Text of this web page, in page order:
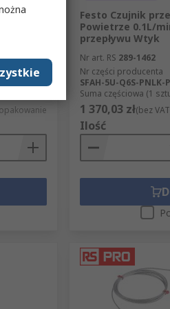
Festo Czujnik
Powietrze 0.1L/
przepływu Wtyk
Nr art. RS 289-1462
Nr części producenta
SFAH-5U-Q6S-PNLK-
Suma częściowa (1
1 370,03 zł(bez
Ilość